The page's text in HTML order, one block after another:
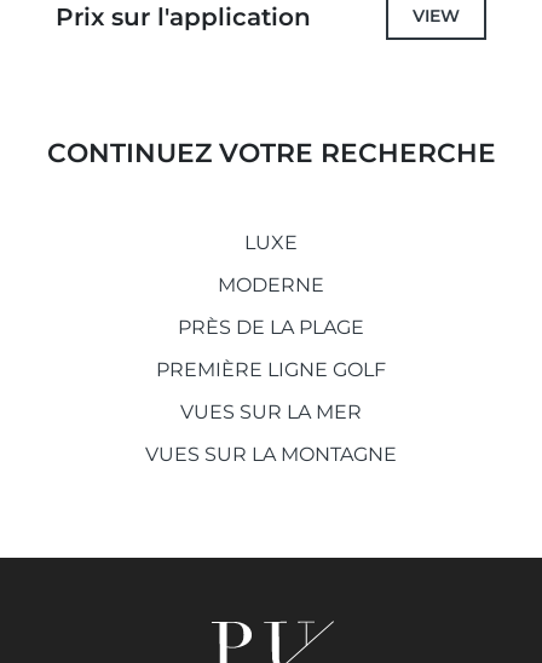
Prix sur l'application VIEW
CONTINUEZ VOTRE RECHERCHE
LUXE
MODERNE
PRÈS DE LA PLAGE
PREMIÈRE LIGNE GOLF
VUES SUR LA MER
VUES SUR LA MONTAGNE